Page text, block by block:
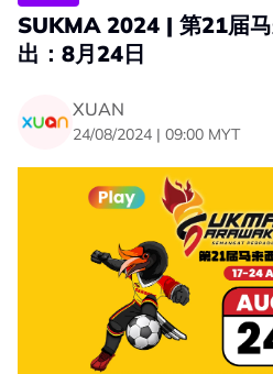
SUKMA 2024 | 第21届
出：8月24日
XUAN
24/08/2024 | 09:00 MYT